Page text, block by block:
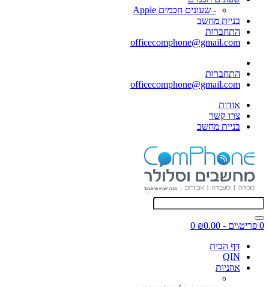
- שעונים חכמים Apple
בניית מחשב
התחברות
officecomphone@gmail.com
התחברות
officecomphone@gmail.com
אודות
צרו קשר
בניית מחשב
0 פריט\ים - ₪0.00
0
דף הבית
QIN
אוזניות